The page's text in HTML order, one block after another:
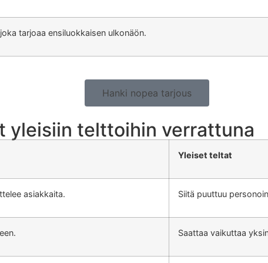
tarjoaa ensiluokkaisen ulkonäön.
Hanki nopea tarjous
yleisiin telttoihin verrattuna
Yleiset teltat
asiakkaita. Siitä puuttuu
Saattaa vaikuttaa